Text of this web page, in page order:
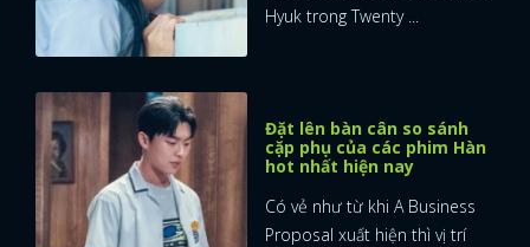
Hyuk trong Twenty ...
Đặt lên bàn cân so sánh
cặp phụ của các phim Hàn
hot nhất hiện nay
Có vẻ như từ khi A Business
Proposal xuất hiện thì vị trí